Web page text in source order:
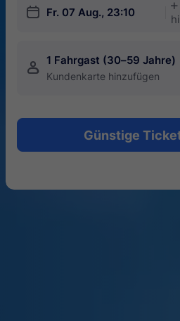
󱎗 Fr. 07 Aug., 23:10
󱅇
󱍂 1 Fahrgast (30–59 Jahre)
Kundenkarte hinzufügen
Günstige